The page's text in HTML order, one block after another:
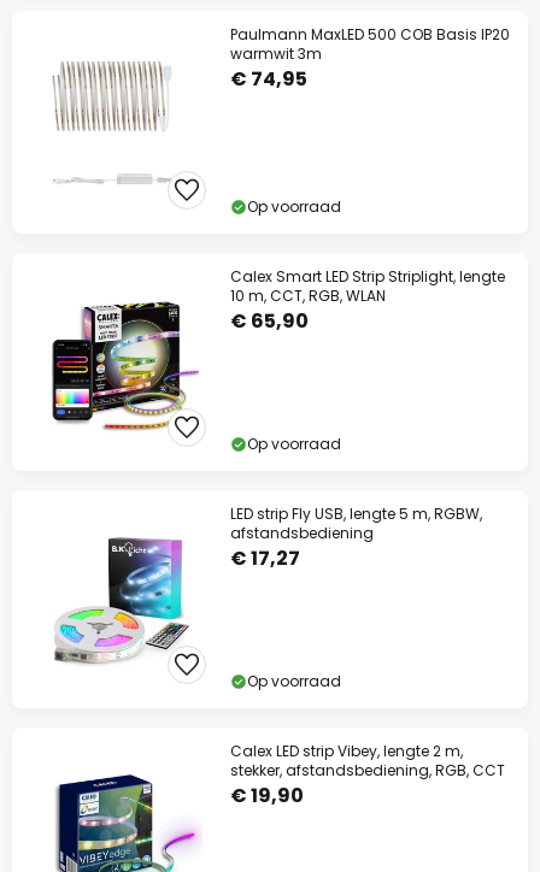
Paulmann MaxLED 500 COB Basis IP20
warmwit 3m
€ 74,95
Op voorraad
Calex Smart LED Strip Striplight, lengte
10 m, CCT, RGB, WLAN
€ 65,90
Op voorraad
LED strip Fly USB, lengte 5 m, RGBW,
afstandsbediening
€ 17,27
Op voorraad
Calex LED strip Vibey, lengte 2 m,
stekker, afstandsbediening, RGB, CCT
€ 19,90